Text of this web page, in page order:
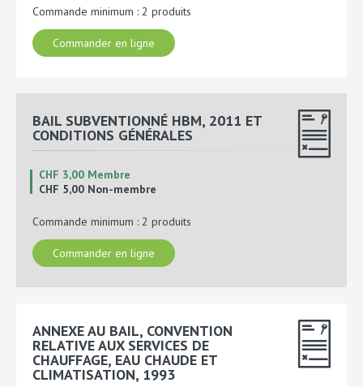
Commande minimum : 2 produits
Commander en ligne
BAIL SUBVENTIONNÉ HBM, 2011 ET
CONDITIONS GÉNÉRALES
CHF 3,00 Membre
CHF 5,00 Non-membre
Commande minimum : 2 produits
Commander en ligne
ANNEXE AU BAIL, CONVENTION
RELATIVE AUX SERVICES DE
CHAUFFAGE, EAU CHAUDE ET
CLIMATISATION, 1993